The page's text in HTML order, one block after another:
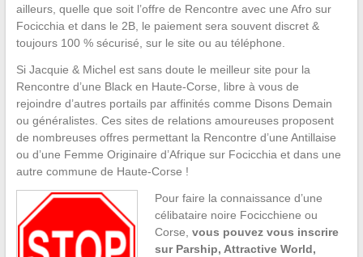
ailleurs, quelle que soit l’offre de Rencontre avec une Afro sur
Focicchia et dans le 2B, le paiement sera souvent discret &
toujours 100 % sécurisé, sur le site ou au téléphone.
Si Jacquie & Michel est sans doute le meilleur site pour la
Rencontre d’une Black en Haute-Corse, libre à vous de
rejoindre d’autres portails par affinités comme Disons Demain
ou généralistes. Ces sites de relations amoureuses proposent
de nombreuses offres permettant la Rencontre d’une Antillaise
ou d’une Femme Originaire d’Afrique sur Focicchia et dans une
autre commune de Haute-Corse !
Pour faire la connaissance d’une
célibataire noire Focicchiene ou
Corse, vous pouvez vous inscrire
sur Parship, Attractive World,